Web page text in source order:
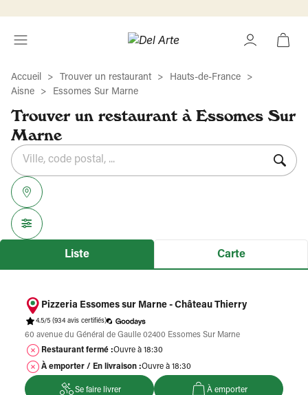
Accueil Trouver un restaurant
Hauts-de-France
Aisne
Essomes Sur Marne
Trouver un restaurant à Essomes Sur
Marne
Rechercher
établissement
Veuillez
renseigner
une
adresse
{{count}}
résultat(s)
trouvé(s)
Liste Carte
Pizzeria Essomes sur Marne - Château Thierry
4.5/5 (934 avis certifiés)
60 avenue du Général de Gaulle 02400 Essomes Sur Marne
Restaurant fermé :Ouvre à 18:30
À emporter / En livraison :Ouvre à 18:30
Se faire livrer À emporter